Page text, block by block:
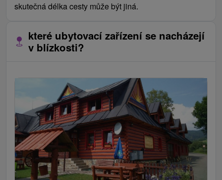
skutečná délka cesty může být jiná.
které ubytovací zařízení se nacházejí
v blízkosti?